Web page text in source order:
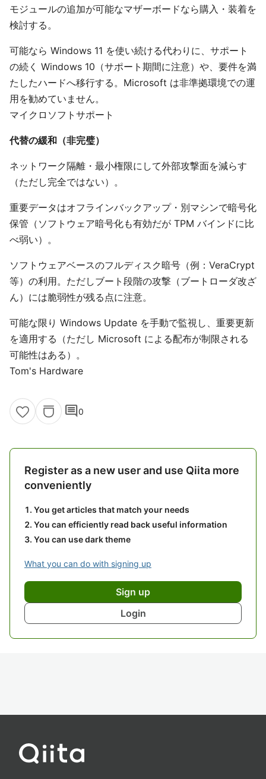
モジュールの追加が可能なマザーボードなら購入・装着を
検討する。
可能なら Windows 11 を使い続ける代わりに、サポート
の続く Windows 10（サポート期間に注意）や、要件を満
たしたハードへ移行する。Microsoft は非準拠環境での運
用を勧めていません。
マイクロソフトサポート
代替の緩和（非完璧）
ネットワーク隔離・最小権限にして外部攻撃面を減らす
（ただし完全ではない）。
重要データはオフラインバックアップ・別マシンで暗号化
保管（ソフトウェア暗号化も有効だが TPM バインドに比
べ弱い）。
ソフトウェアベースのフルディスク暗号（例：VeraCrypt
等）の利用。ただしブート段階の攻撃（ブートローダ改ざ
ん）には脆弱性が残る点に注意。
可能な限り Windows Update を手動で監視し、重要更新
を適用する（ただし Microsoft による配布が制限される
可能性はある）。
Tom's Hardware
comment0
Register as a new user and use Qiita more
conveniently
You get articles that match your needs
You can efficiently read back useful information
You can use dark theme
What you can do with signing up
Sign up
Login